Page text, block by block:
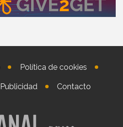
Política de cookies
Publicidad Contacto